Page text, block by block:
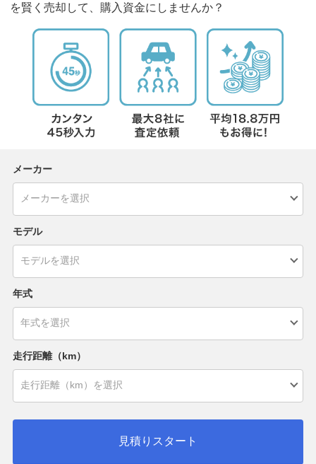
を賢く売却して、購入資金にしませんか？
メーカー
モデル
年式
走行距離（km）
見積りスタート